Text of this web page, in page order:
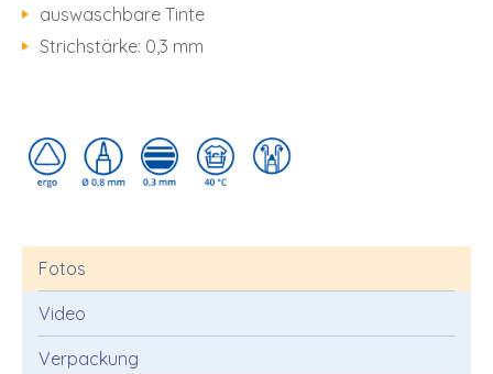
auswaschbare Tinte
Strichstärke: 0,3 mm
Fotos
Video
Verpackung